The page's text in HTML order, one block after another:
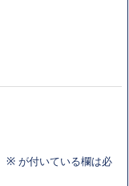
※ が付いている欄は必